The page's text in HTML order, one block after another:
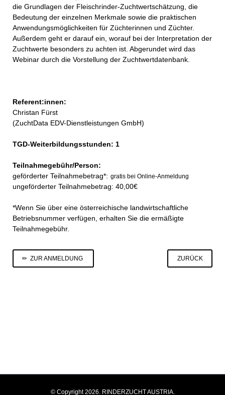
die Grundlagen der Fleischrinder-Zuchtwertschätzung, die
Bedeutung der einzelnen Merkmale sowie die praktischen
Anwendungsmöglichkeiten für Züchterinnen und Züchter.
Außerdem geht er darauf ein, worauf bei der Interpretation der
Zuchtwerte besonders zu achten ist. Abgerundet wird das
Webinar durch die Vorstellung der Zuchtwertdatenbank.
Referent:innen:
Christan Fürst
(ZuchtData EDV-Dienstleistungen GmbH)
TGD-Weiterbildungsstunden: 1
Teilnahmegebühr/Person:
geförderter Teilnahmebetrag*: gratis bei Online-Anmeldung
ungeförderter Teilnahmebetrag: 40,00€
*Wenn Sie über eine österreichische landwirtschaftliche
Betriebsnummer verfügen, erhalten Sie die ermäßigte
Teilnahmegebühr.
ZUR ANMELDUNG ZURÜCK
© Copyright 2026. RINDERZUCHT AUSTRIA.